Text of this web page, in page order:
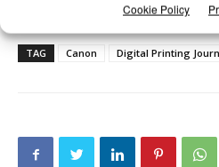
Cookie Policy
TAG Canon Digital Printing